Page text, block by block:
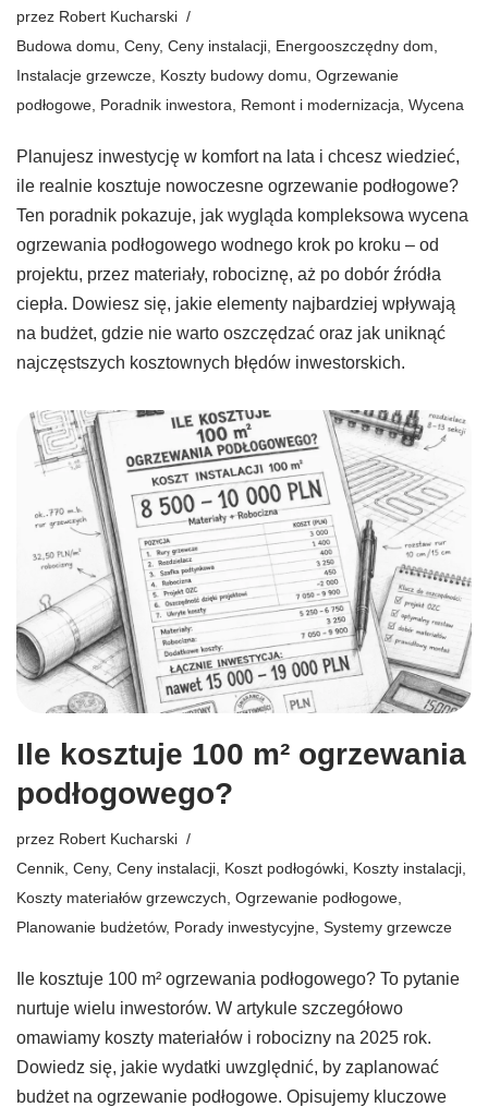
przez Robert Kucharski
Budowa domu Ceny, Ceny instalacji Energooszczędny dom
Instalacje grzewcze Koszty budowy domu Ogrzewanie
podłogowe Poradnik inwestora Remont i modernizacja Wycena
Planujesz inwestycję w komfort na lata i chcesz wiedzieć,
ile realnie kosztuje nowoczesne ogrzewanie podłogowe?
Ten poradnik pokazuje, jak wygląda kompleksowa wycena
ogrzewania podłogowego wodnego krok po kroku – od
projektu, przez materiały, robociznę, aż po dobór źródła
ciepła. Dowiesz się, jakie elementy najbardziej wpływają
na budżet, gdzie nie warto oszczędzać oraz jak uniknąć
najczęstszych kosztownych błędów inwestorskich.
Ile kosztuje 100 m² ogrzewania
podłogowego?
przez Robert Kucharski
Cennik, Ceny, Ceny instalacji, Koszt podłogówki, Koszty instalacji,
Koszty materiałów grzewczych, Ogrzewanie podłogowe,
Planowanie budżetów, Porady inwestycyjne, Systemy grzewcze
Ile kosztuje 100 m² ogrzewania podłogowego? To pytanie
nurtuje wielu inwestorów. W artykule szczegółowo
omawiamy koszty materiałów i robocizny na 2025 rok.
Dowiedz się, jakie wydatki uwzględnić, by zaplanować
budżet na ogrzewanie podłogowe. Opisujemy kluczowe